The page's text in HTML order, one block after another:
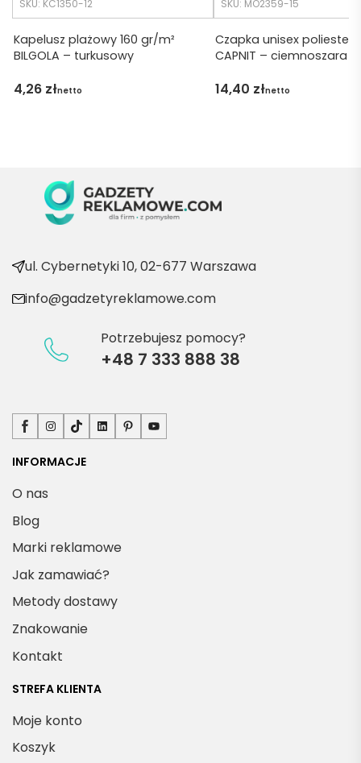
Dzięku
ję za
obsłu
pani
kty
SKU: KC1350-12
Kapelusz plażowy 160 gr/m²
BILGOLA – turkusowy
4,26 złnetto
SKU: MO2359-15
Czapka unisex poliester
CAPNIT – ciemnoszara
14,40 złnetto
ul. Cybernetyki 10, 02-677 Warszawa
info@gadzetyreklamowe.com
Potrzebujesz pomocy?
+48 7 333 888 38
Facebook
Instagram
TikTokLinkedInPinterestYouTube
INFORMACJE
O nas
Blog
Marki reklamowe
Jak zamawiać?
Metody dostawy
Znakowanie
Kontakt
STREFA KLIENTA
Moje konto
Koszyk